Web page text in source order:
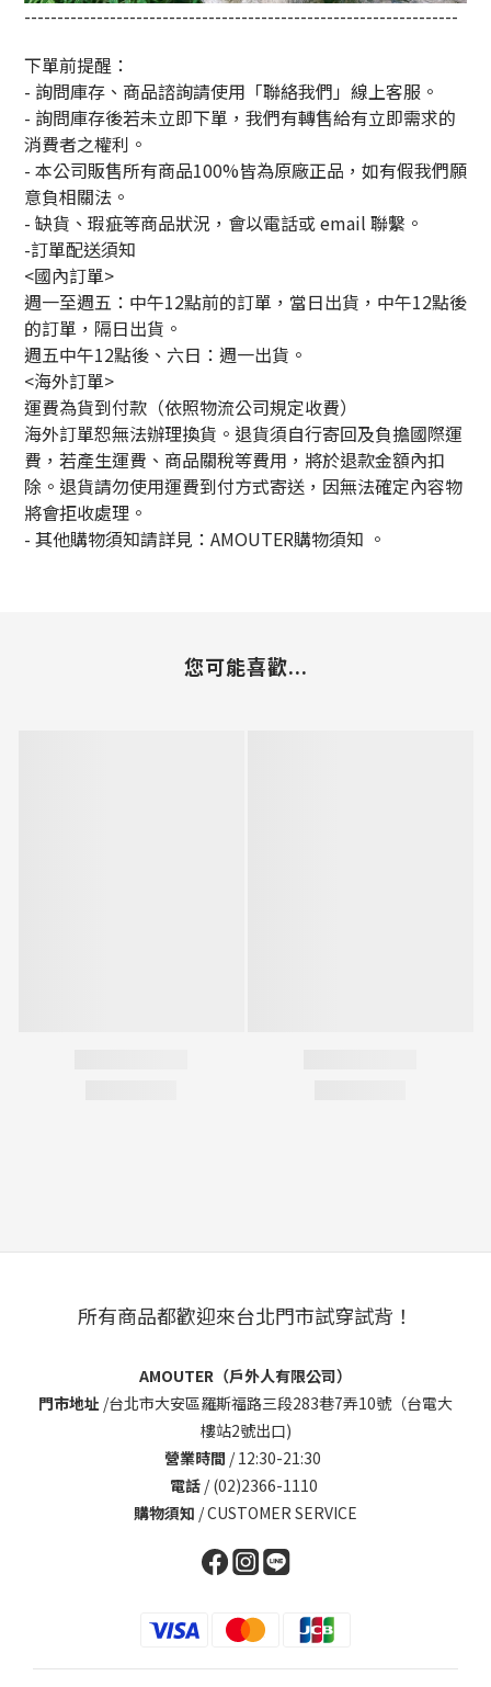
------------------------------------------------------------------
下單前提醒：
- 詢問庫存、商品諮詢請使用「聯絡我們」線上客服。
- 詢問庫存後若未立即下單，我們有轉售給有立即需求的
消費者之權利。
- 本公司販售所有商品100%皆為原廠正品，如有假我們願
意負相關法。
- 缺貨、瑕疵等商品狀況，會以電話或 email 聯繫。
-訂單配送須知
<國內訂單>
週一至週五：中午12點前的訂單，當日出貨，中午12點後
的訂單，隔日出貨。
週五中午12點後、六日：週一出貨。
<海外訂單>
運費為貨到付款（依照物流公司規定收費）
海外訂單恕無法辦理換貨。退貨須自行寄回及負擔國際運
費，若產生運費、商品關稅等費用，將於退款金額內扣
除。退貨請勿使用運費到付方式寄送，因無法確定內容物
將會拒收處理。
- 其他購物須知請詳見： AMOUTER購物須知 。
您可能喜歡...
所有商品都歡迎來台北門市試穿試背！
AMOUTER（戶外人有限公司）
門市地址 /台北市大安區羅斯福路三段283巷7弄10號（台電大
樓站2號出口)
營業時間 / 12:30-21:30
電話 / (02)2366-1110
購物須知 /CUSTOMER SERVICE